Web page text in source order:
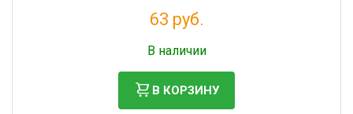
63 руб.
В наличии
В КОРЗИНУ